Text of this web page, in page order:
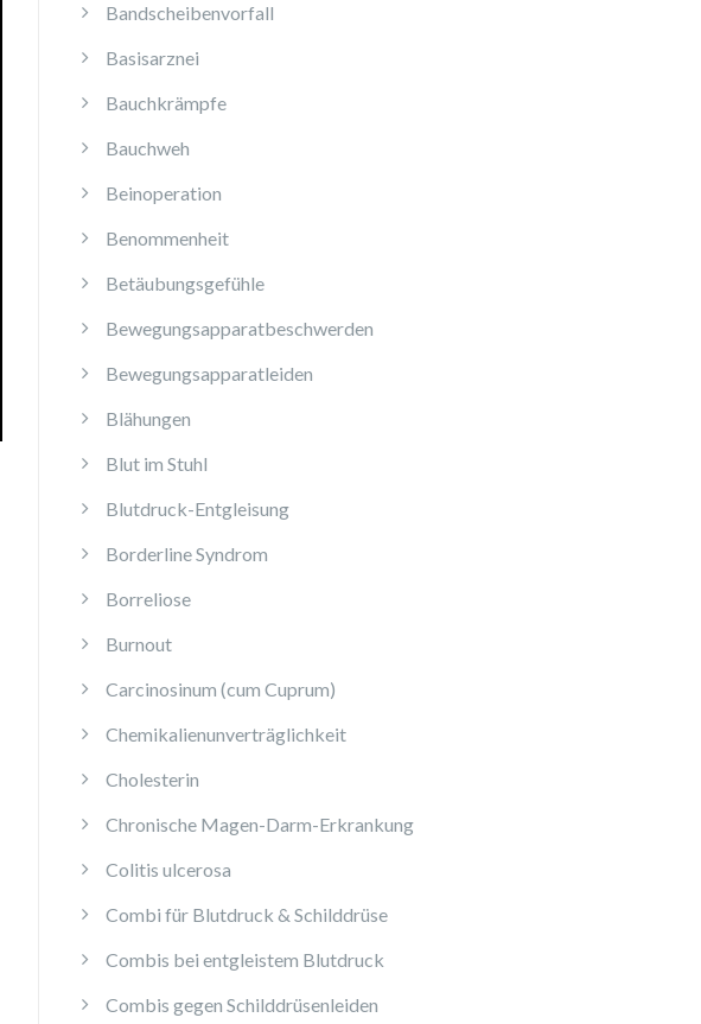
Bandscheibenvorfall
Basisarznei
Bauchkrämpfe
Bauchweh
Beinoperation
Benommenheit
Betäubungsgefühle
Bewegungsapparatbeschwerden
Bewegungsapparatleiden
Blähungen
Blut im Stuhl
Blutdruck-Entgleisung
Borderline Syndrom
Borreliose
Burnout
Carcinosinum (cum Cuprum)
Chemikalienunverträglichkeit
Cholesterin
Chronische Magen-Darm-Erkrankung
Colitis ulcerosa
Combi für Blutdruck & Schilddrüse
Combis bei entgleistem Blutdruck
Combis gegen Schilddrüsenleiden